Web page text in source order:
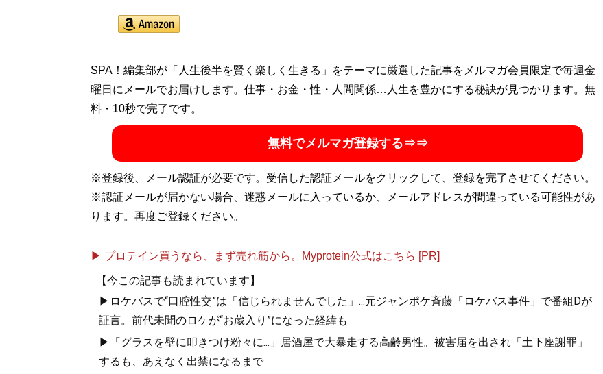
SPA！編集部が「人生後半を賢く楽しく生きる」をテーマに厳選した記事をメルマガ会員限定で毎週金
曜日にメールでお届けします。仕事・お金・性・人間関係…人生を豊かにする秘訣が見つかります。無
料・10秒で完了です。
無料でメルマガ登録する⇒⇒
※登録後、メール認証が必要です。受信した認証メールをクリックして、登録を完了させてください。
※認証メールが届かない場合、迷惑メールに入っているか、メールアドレスが間違っている可能性があ
ります。再度ご登録ください。
▶ プロテイン買うなら、まず売れ筋から。Myprotein公式はこちら [PR]
【今この記事も読まれています】
▶ロケバスで“口腔性交”は「信じられませんでした」...元ジャンポケ斉藤「ロケバス事件」で番組Dが
証言。前代未聞のロケが“お蔵入り”になった経緯も
▶「グラスを壁に叩きつけ粉々に...」居酒屋で大暴走する高齢男性。被害届を出され「土下座謝罪」
するも、あえなく出禁になるまで